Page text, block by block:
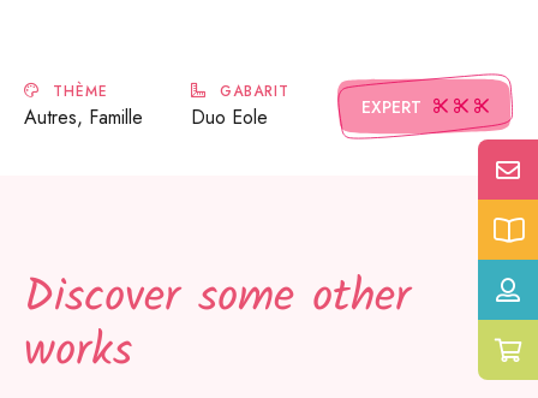
THÈME
Autres, Famille
GABARIT
Duo Eole EXPERT
Discover some other
works